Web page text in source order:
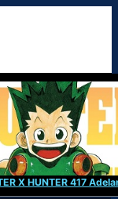
X HUNTER 417